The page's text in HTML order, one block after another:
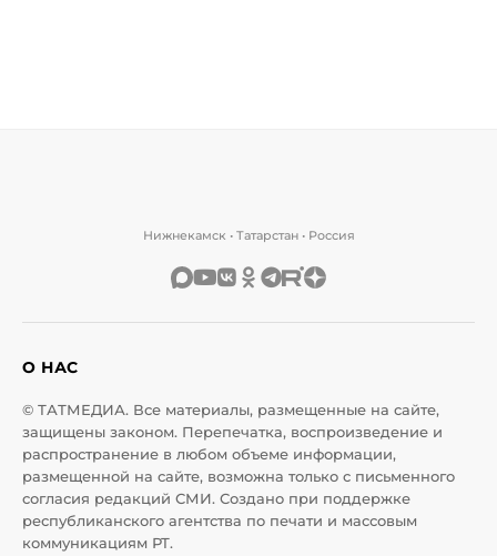
Нижнекамск • Татарстан • Россия
О НАС
© ТАТМЕДИА. Все материалы, размещенные на сайте,
защищены законом. Перепечатка, воспроизведение и
распространение в любом объеме информации,
размещенной на сайте, возможна только с письменного
согласия редакций СМИ. Создано при поддержке
республиканского агентства по печати и массовым
коммуникациям РТ.